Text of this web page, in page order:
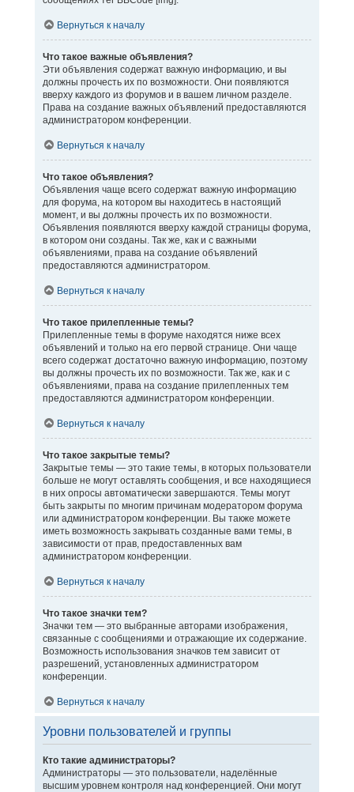
Вернуться к началу
Что такое важные объявления?
Эти объявления содержат важную информацию, и вы
должны прочесть их по возможности. Они появляются
вверху каждого из форумов и в вашем личном разделе.
Права на создание важных объявлений предоставляются
администратором конференции.
Вернуться к началу
Что такое объявления?
Объявления чаще всего содержат важную информацию
для форума, на котором вы находитесь в настоящий
момент, и вы должны прочесть их по возможности.
Объявления появляются вверху каждой страницы форума,
в котором они созданы. Так же, как и с важными
объявлениями, права на создание объявлений
предоставляются администратором.
Вернуться к началу
Что такое прилепленные темы?
Прилепленные темы в форуме находятся ниже всех
объявлений и только на его первой странице. Они чаще
всего содержат достаточно важную информацию, поэтому
вы должны прочесть их по возможности. Так же, как и с
объявлениями, права на создание прилепленных тем
предоставляются администратором конференции.
Вернуться к началу
Что такое закрытые темы?
Закрытые темы — это такие темы, в которых пользователи
больше не могут оставлять сообщения, и все находящиеся
в них опросы автоматически завершаются. Темы могут
быть закрыты по многим причинам модератором форума
или администратором конференции. Вы также можете
иметь возможность закрывать созданные вами темы, в
зависимости от прав, предоставленных вам
администратором конференции.
Вернуться к началу
Что такое значки тем?
Значки тем — это выбранные авторами изображения,
связанные с сообщениями и отражающие их содержание.
Возможность использования значков тем зависит от
разрешений, установленных администратором
конференции.
Вернуться к началу
Уровни пользователей и группы
Кто такие администраторы?
Администраторы — это пользователи, наделённые
высшим уровнем контроля над конференцией. Они могут